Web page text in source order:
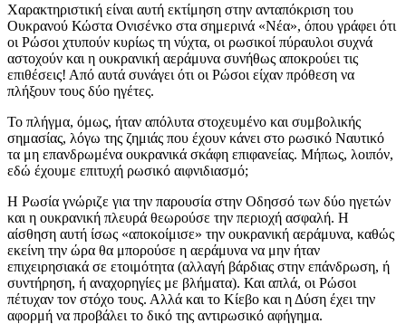
Χαρακτηριστική είναι αυτή εκτίμηση στην ανταπόκριση του
Ουκρανού Κώστα Ονισένκο στα σημερινά «Νέα», όπου γράφει ότι
οι Ρώσοι χτυπούν κυρίως τη νύχτα, οι ρωσικοί πύραυλοι συχνά
αστοχούν και η ουκρανική αεράμυνα συνήθως αποκρούει τις
επιθέσεις! Από αυτά συνάγει ότι οι Ρώσοι είχαν πρόθεση να
πλήξουν τους δύο ηγέτες.
Το πλήγμα, όμως, ήταν απόλυτα στοχευμένο και συμβολικής
σημασίας, λόγω της ζημιάς που έχουν κάνει στο ρωσικό Ναυτικό
τα μη επανδρωμένα ουκρανικά σκάφη επιφανείας. Μήπως, λοιπόν,
εδώ έχουμε επιτυχή ρωσικό αιφνιδιασμό;
Η Ρωσία γνώριζε για την παρουσία στην Οδησσό των δύο ηγετών
και η ουκρανική πλευρά θεωρούσε την περιοχή ασφαλή. Η
αίσθηση αυτή ίσως «αποκοίμισε» την ουκρανική αεράμυνα, καθώς
εκείνη την ώρα θα μπορούσε η αεράμυνα να μην ήταν
επιχειρησιακά σε ετοιμότητα (αλλαγή βάρδιας στην επάνδρωση, ή
συντήρηση, ή αναχορηγίες με βλήματα). Και απλά, οι Ρώσοι
πέτυχαν τον στόχο τους. Αλλά και το Κίεβο και η Δύση έχει την
αφορμή να προβάλει το δικό της αντιρωσικό αφήγημα.